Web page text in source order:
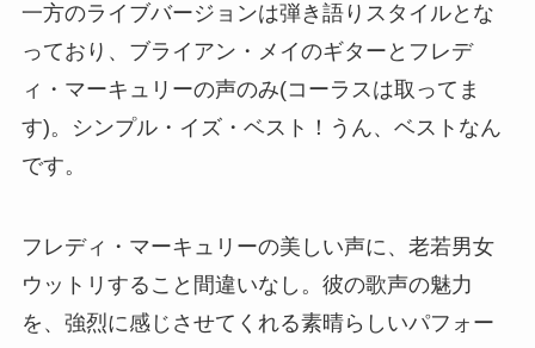
一方のライブバージョンは弾き語りスタイルとな
っており、ブライアン・メイのギターとフレデ
ィ・マーキュリーの声のみ(コーラスは取ってま
す)。シンプル・イズ・ベスト！うん、ベストなん
です。
フレディ・マーキュリーの美しい声に、老若男女
ウットリすること間違いなし。彼の歌声の魅力
を、強烈に感じさせてくれる素晴らしいパフォー